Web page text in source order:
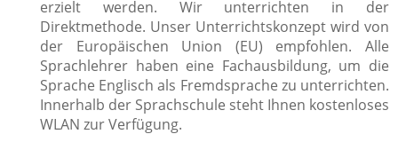
erzielt werden. Wir unterrichten in der
Direktmethode. Unser Unterrichtskonzept wird von
der Europäischen Union (EU) empfohlen. Alle
Sprachlehrer haben eine Fachausbildung, um die
Sprache Englisch als Fremdsprache zu unterrichten.
Innerhalb der Sprachschule steht Ihnen kostenloses
WLAN zur Verfügung.